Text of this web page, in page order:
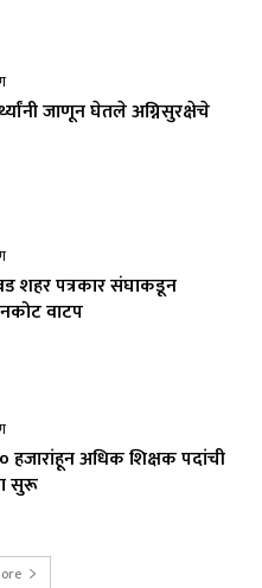
जाणून घेतले अग्निसुरक्षेचे
शहर पत्रकार संघाकडून
वाटप
हजारांहून अधिक शिक्षक पदांची
सुरू